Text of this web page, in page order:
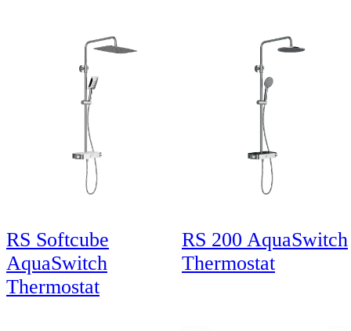
RS Softcube
AquaSwitch
Thermostat
RS 200 AquaSwitch
Thermostat